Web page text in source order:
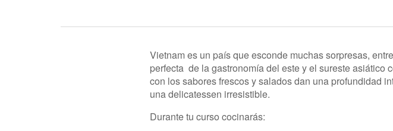
Vietnam es un país que esconde muchas sorpresas,
perfecta de la gastronomía del este y el sureste
con los sabores frescos y salados dan una profundidad
una delicatessen irresistible.
Durante tu curso cocinarás: